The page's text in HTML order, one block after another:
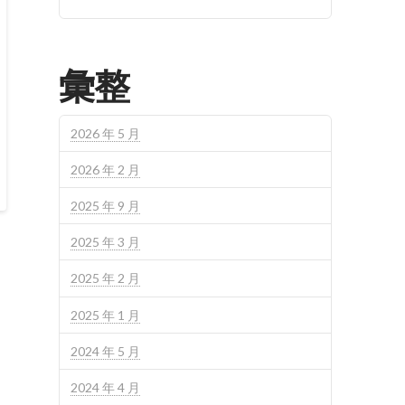
彙整
2026 年 5 月
2026 年 2 月
2025 年 9 月
2025 年 3 月
2025 年 2 月
2025 年 1 月
2024 年 5 月
2024 年 4 月